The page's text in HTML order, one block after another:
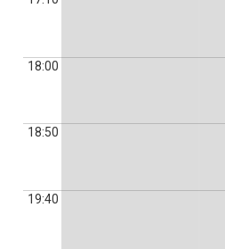
18:00
18:50
19:40